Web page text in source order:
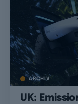
ARCHIV
UK: